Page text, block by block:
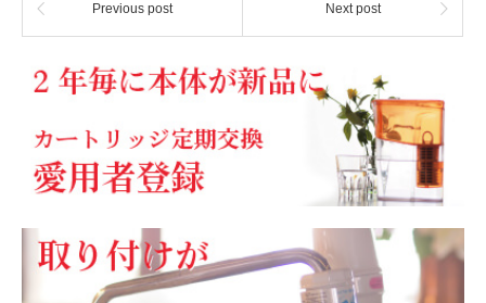
Previous post Next post